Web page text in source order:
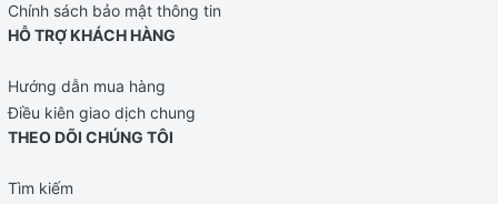
Chính sách bảo mật thông tin
HỖ TRỢ KHÁCH HÀNG
Hướng dẫn mua hàng
Điều kiên giao dịch chung
THEO DÕI CHÚNG TÔI
Tìm kiếm